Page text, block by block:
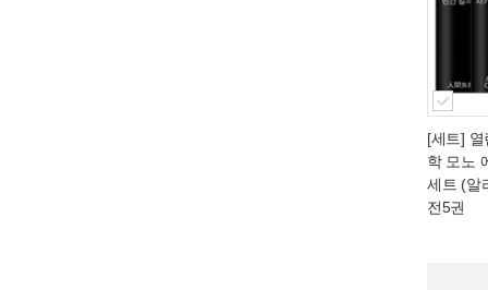
[세트]
학 모노
세트 (알
전5권